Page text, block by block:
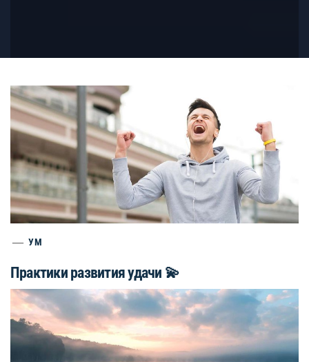
УМ
Практики развития удачи 💫